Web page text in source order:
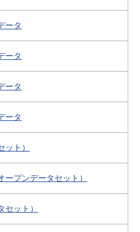
ータ
ータ
ータ
ータ
ト）
プンデータセット）
ット）